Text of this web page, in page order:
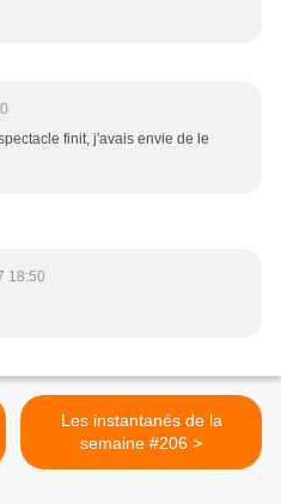
finit, j'avais envie de le
18:50
Les instantanés de la
semaine #206 >